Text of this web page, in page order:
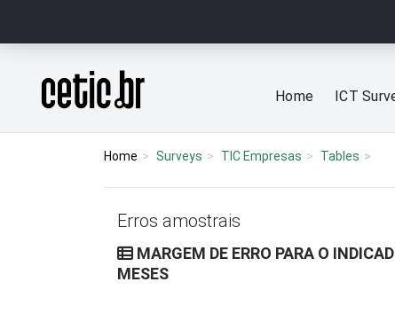
Página inicial
Home ICT
Home Surveys TIC Empresas Tables
Erros amostrais
MARGEM DE ERRO PARA O
MESES